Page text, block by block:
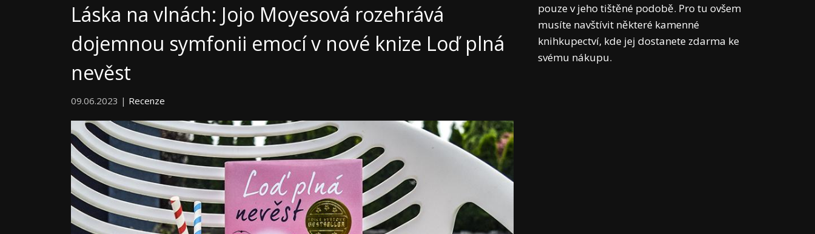
Láska na vlnách: Jojo Moyesová rozehrává
dojemnou symfonii emocí v nové knize Loď plná
nevěst
09.06.2023 | Recenze
pouze v jeho tištěné podobě. Pro tu ovšem
musíte navštívit některé kamenné
knihkupectví, kde jej dostanete zdarma ke
svému nákupu.